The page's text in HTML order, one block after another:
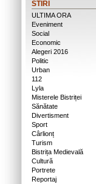
STIRI
ULTIMA ORA
Eveniment
Social
Economic
Alegeri 2016
Politic
Urban
112
Lyla
Misterele Bistriței
Sănătate
Divertisment
Sport
Cârlionț
Turism
Bistrița Medievală
Cultură
Portrete
Reportaj